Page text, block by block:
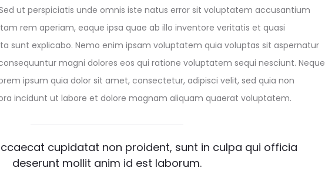
ut perspiciatis unde omnis iste natus error sit voluptatem accusantium
rem aperiam, eaque ipsa quae ab illo inventore veritatis et quasi
sunt explicabo. Nemo enim ipsam voluptatem quia voluptas sit aspernatur
magni dolores eos qui ratione voluptatem sequi nesciunt. Neque
ipsum quia dolor sit amet, consectetur, adipisci velit, sed quia non
incidunt ut labore et dolore magnam aliquam quaerat voluptatem.
cupidatat non proident, sunt in culpa qui officia
deserunt mollit anim id est laborum.